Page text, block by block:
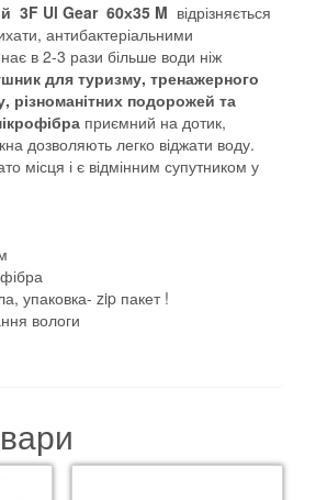
3F Ul Gear 60х35 M відрізняється
антибактеріальними
в 2-3 рази більше води ніж
для туризму, тренажерного
різноманітних подорожей та
приємний на дотик,
дозволяють легко віджати воду.
місця і є відмінним супутником у
упаковка- zip пакет !
вологи